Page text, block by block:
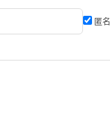
匿